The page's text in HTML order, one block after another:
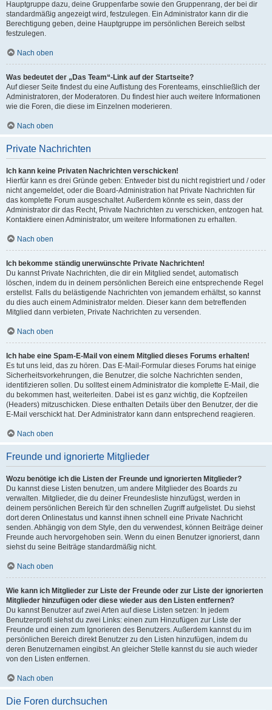
Hauptgruppe dazu, deine Gruppenfarbe sowie den Gruppenrang, der bei dir
standardmäßig angezeigt wird, festzulegen. Ein Administrator kann dir die
Berechtigung geben, deine Hauptgruppe im persönlichen Bereich selbst
festzulegen.
Nach oben
Was bedeutet der „Das Team“-Link auf der Startseite?
Auf dieser Seite findest du eine Auflistung des Forenteams, einschließlich der
Administratoren, der Moderatoren. Du findest hier auch weitere Informationen
wie die Foren, die diese im Einzelnen moderieren.
Nach oben
Private Nachrichten
Ich kann keine Privaten Nachrichten verschicken!
Hierfür kann es drei Gründe geben: Entweder bist du nicht registriert und / oder
nicht angemeldet, oder die Board-Administration hat Private Nachrichten für
das komplette Forum ausgeschaltet. Außerdem könnte es sein, dass der
Administrator dir das Recht, Private Nachrichten zu verschicken, entzogen hat.
Kontaktiere einen Administrator, um weitere Informationen zu erhalten.
Nach oben
Ich bekomme ständig unerwünschte Private Nachrichten!
Du kannst Private Nachrichten, die dir ein Mitglied sendet, automatisch
löschen, indem du in deinem persönlichen Bereich eine entsprechende Regel
erstellst. Falls du belästigende Nachrichten von jemandem erhältst, so kannst
du dies auch einem Administrator melden. Dieser kann dem betreffenden
Mitglied dann verbieten, Private Nachrichten zu versenden.
Nach oben
Ich habe eine Spam-E-Mail von einem Mitglied dieses Forums erhalten!
Es tut uns leid, das zu hören. Das E-Mail-Formular dieses Forums hat einige
Sicherheitsvorkehrungen, die Benutzer, die solche Nachrichten senden,
identifizieren sollen. Du solltest einem Administrator die komplette E-Mail, die
du bekommen hast, weiterleiten. Dabei ist es ganz wichtig, die Kopfzeilen
(Headers) mitzuschicken. Diese enthalten Details über den Benutzer, der die
E-Mail verschickt hat. Der Administrator kann dann entsprechend reagieren.
Nach oben
Freunde und ignorierte Mitglieder
Wozu benötige ich die Listen der Freunde und ignorierten Mitglieder?
Du kannst diese Listen benutzen, um andere Mitglieder des Boards zu
verwalten. Mitglieder, die du deiner Freundesliste hinzufügst, werden in
deinem persönlichen Bereich für den schnellen Zugriff aufgelistet. Du siehst
dort deren Onlinestatus und kannst ihnen schnell eine Private Nachricht
senden. Abhängig von dem Style, den du verwendest, können Beiträge deiner
Freunde auch hervorgehoben sein. Wenn du einen Benutzer ignorierst, dann
siehst du seine Beiträge standardmäßig nicht.
Nach oben
Wie kann ich Mitglieder zur Liste der Freunde oder zur Liste der ignorierten
Mitglieder hinzufügen oder diese wieder aus den Listen entfernen?
Du kannst Benutzer auf zwei Arten auf diese Listen setzen: In jedem
Benutzerprofil siehst du zwei Links: einen zum Hinzufügen zur Liste der
Freunde und einen zum Ignorieren des Benutzers. Außerdem kannst du im
persönlichen Bereich direkt Benutzer zu den Listen hinzufügen, indem du
deren Benutzernamen eingibst. An gleicher Stelle kannst du sie auch wieder
von den Listen entfernen.
Nach oben
Die Foren durchsuchen